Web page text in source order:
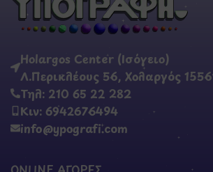
Holargos Center (Ισόγειο)
Λ.Περικλέους 56, Χολαργός
Τηλ: 210 65 22 282
Κιν: 6942676494
info@ypografi.com